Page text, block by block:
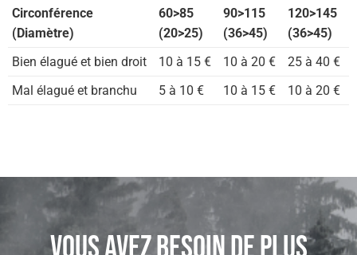
Circonférence
(Diamètre)
60>85
(20>25)
90>115
(36>45)
120>145
(36>45)
Bien élagué et bien droit
10 à 15 € 10 à 20 € 25 à 40 €
Mal élagué et branchu
5 à 10 € 10 à 15 € 10 à 20 €